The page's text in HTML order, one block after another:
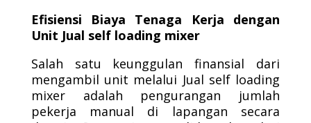
Efisiensi Biaya Tenaga Kerja dengan
Unit Jual self loading mixer
Salah satu keunggulan finansial dari
mengambil unit melalui Jual self loading
mixer adalah pengurangan jumlah
pekerja manual di lapangan secara